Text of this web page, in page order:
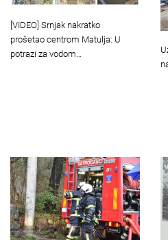
[VIDEO] Srnjak nakratko
prošetao centrom Matulja: U
potrazi za vodom…